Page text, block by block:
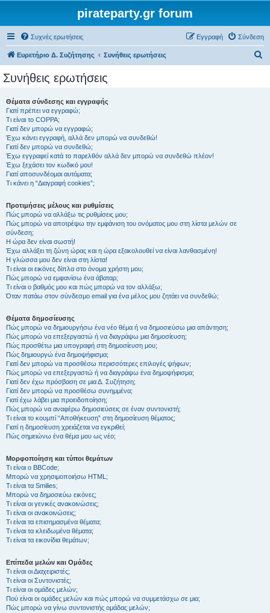
pirateparty.gr forum
Συχνές ερωτήσεις Σύνδεση
Εγγραφή
Ευρετήριο Δ. Συζήτησης Συνήθεις ερωτήσεις
Συνήθεις ερωτήσεις
Θέματα σύνδεσης και εγγραφής
Γιατί πρέπει να εγγραφώ;
Τι είναι το COPPA;
Γιατί δεν μπορώ να εγγραφώ;
Έχω κάνει εγγραφή, αλλά δεν μπορώ να συνδεθώ!
Γιατί δεν μπορώ να συνδεθώ;
Έχω εγγραφεί κατά το παρελθόν αλλά δεν μπορώ να συνδεθώ πλέον!
Έχω ξεχάσει τον κωδικό μου!
Γιατί αποσυνδέομαι αυτόματα;
Τι κάνει η “Διαγραφή cookies”;
Προτιμήσεις μέλους και ρυθμίσεις
Πώς μπορώ να αλλάξω τις ρυθμίσεις μου;
Πώς μπορώ να αποτρέψω την εμφάνιση του ονόματος μου στη λίστα μελών σε
σύνδεση;
Η ώρα δεν είναι σωστή!
Έχω αλλάξει τη ζώνη ώρας και η ώρα εξακολουθεί να είναι λανθασμένη!
Η γλώσσα μου δεν είναι στη λίστα!
Τι είναι οι εικόνες δίπλα στο όνομα χρήστη μου;
Πώς μπορώ να εμφανίσω ένα άβαταρ;
Τι είναι ο βαθμός μου και πώς μπορώ να τον αλλάξω;
Όταν πατάω στον σύνδεσμο email για ένα μέλος μου ζητάει να συνδεθώ;
Θέματα δημοσίευσης
Πώς μπορώ να δημιουργήσω ένα νέο θέμα ή να δημοσιεύσω μια απάντηση;
Πώς μπορώ να επεξεργαστώ ή να διαγράψω μια δημοσίευση;
Πώς προσθέτω μια υπογραφή στη δημοσίευση μου;
Πώς δημιουργώ ένα δημοψήφισμα;
Γιατί δεν μπορώ να προσθέσω περισσότερες επιλογές ψήφων;
Πώς μπορώ να επεξεργαστώ ή να διαγράψω ένα δημοψήφισμα;
Γιατί δεν έχω πρόσβαση σε μια Δ. Συζήτηση;
Γιατί δεν μπορώ να προσθέσω συνημμένα;
Γιατί έχω λάβει μια προειδοποίηση;
Πώς μπορώ να αναφέρω δημοσιεύσεις σε έναν συντονιστή;
Τι είναι το κουμπί “Αποθήκευση” στη δημοσίευση θέματος;
Γιατί η δημοσίευση χρειάζεται να εγκριθεί;
Πώς σημειώνω ένα θέμα μου ως νέο;
Μορφοποίηση και τύποι θεμάτων
Τι είναι ο BBCode;
Μπορώ να χρησιμοποιήσω HTML;
Τι είναι τα Smilies;
Μπορώ να δημοσιεύω εικόνες;
Τι είναι οι γενικές ανακοινώσεις;
Τι είναι οι ανακοινώσεις;
Τι είναι τα επισημασμένα θέματα;
Τι είναι τα κλειδωμένα θέματα;
Τι είναι τα εικονίδια θεμάτων;
Επίπεδα μελών και Ομάδες
Τι είναι οι Διαχειριστές;
Τι είναι οι Συντονιστές;
Τι είναι οι ομάδες μελών;
Πού είναι οι ομάδες μελών και πώς μπορώ να συμμετάσχω σε μια;
Πώς μπορώ να γίνω συντονιστής ομάδας μελών;